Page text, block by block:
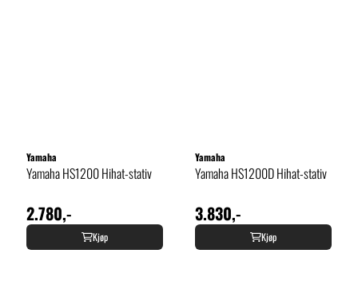
Yamaha
Yamaha HS1200 Hihat-stativ
2.780,-
Kjøp
Yamaha
Yamaha HS1200D Hihat-stativ
3.830,-
Kjøp